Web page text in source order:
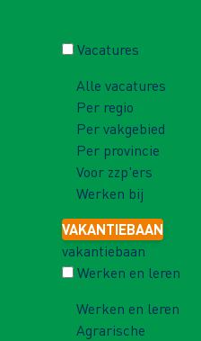
Vacatures
Alle vacatures
Per regio
Per vakgebied
Per provincie
Voor zzp'ers
Werken bij
VAKANTIEBAAN
vakantiebaan
Werken en leren
Werken en leren
Agrarische